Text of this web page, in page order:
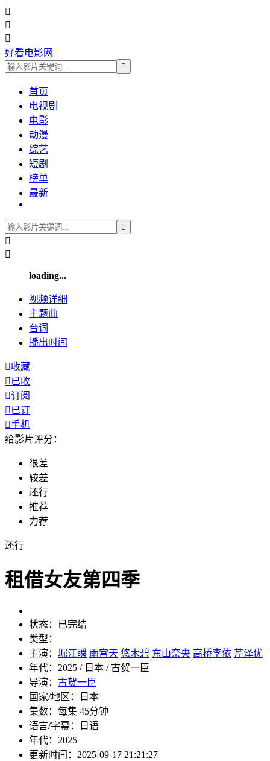



好看电影网

首页
电视剧
电影
动漫
综艺
短剧
榜单
最新



loading...
视频详细
主题曲
台词
播出时间
收藏
已收
订阅
已订
手机
给影片评分：
很差
较差
还行
推荐
力荐
还行
租借女友第四季
状态： 已完结
类型：
主演： 堀江瞬 雨宫天 悠木碧 东山奈央 高桥李依 芹泽优
年代： 2025 / 日本 / 古贺一臣
导演： 古贺一臣
国家/地区：
日本
集数： 每集 45分钟
语言/字幕：
日语
年代： 2025
更新时间： 2025-09-17 21:21:27